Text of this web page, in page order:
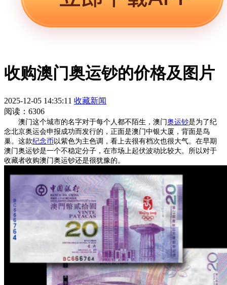
收购澳门奥运钞的价格及图片
2025-12-05 14:35:11 收藏新闻
阅读：6306
澳门这个城市的名字对于每个人都不陌生，澳门奥运钞是为了纪
念北京奥运会申报成功而发行的，正面是澳门中银大厦，背面是鸟
巢。这款纪念币 以紫色为主色调，看上去很有档次也很大气。在早期
澳门奥运钞是一个不稳定分子，在市场上起伏波动比较大。所以对于
收藏者收购澳门奥运钞还是很犹豫的。